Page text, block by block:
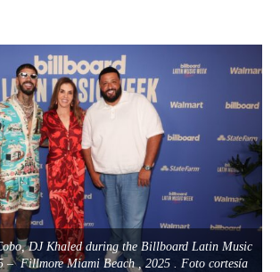
DJ Khaled during the Billboard Latin Music
– Fillmore Miami Beach , 2025 . Foto cortesía